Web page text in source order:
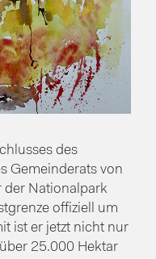
des
Gemeinderats von
der Nationalpark
offiziell um
ist er jetzt nicht nur
25.000 Hektar